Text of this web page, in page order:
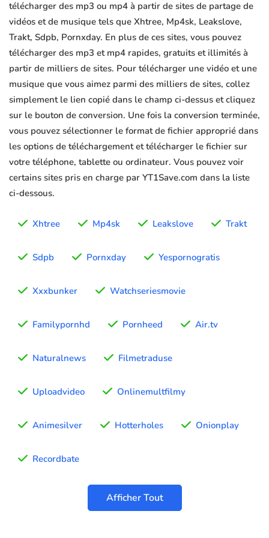
télécharger des mp3 ou mp4 à partir de sites de partage de
vidéos et de musique tels que Xhtree, Mp4sk, Leakslove,
Trakt, Sdpb, Pornxday. En plus de ces sites, vous pouvez
télécharger des mp3 et mp4 rapides, gratuits et illimités à
partir de milliers de sites. Pour télécharger une vidéo et une
musique que vous aimez parmi des milliers de sites, collez
simplement le lien copié dans le champ ci-dessus et cliquez
sur le bouton de conversion. Une fois la conversion terminée,
vous pouvez sélectionner le format de fichier approprié dans
les options de téléchargement et télécharger le fichier sur
votre téléphone, tablette ou ordinateur. Vous pouvez voir
certains sites pris en charge par YT1Save.com dans la liste
ci-dessous.
Xhtree Mp4sk Leakslove Trakt
Sdpb Pornxday Yespornogratis
Xxxbunker Watchseriesmovie
Familypornhd Pornheed Air.tv
Naturalnews Filmetraduse
Uploadvideo Onlinemultfilmy
Animesilver Hotterholes Onionplay
Recordbate
Afficher Tout